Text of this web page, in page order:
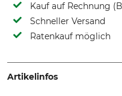
Kauf auf Rechnung
Schneller Versand
Ratenkauf möglich
Artikelinfos